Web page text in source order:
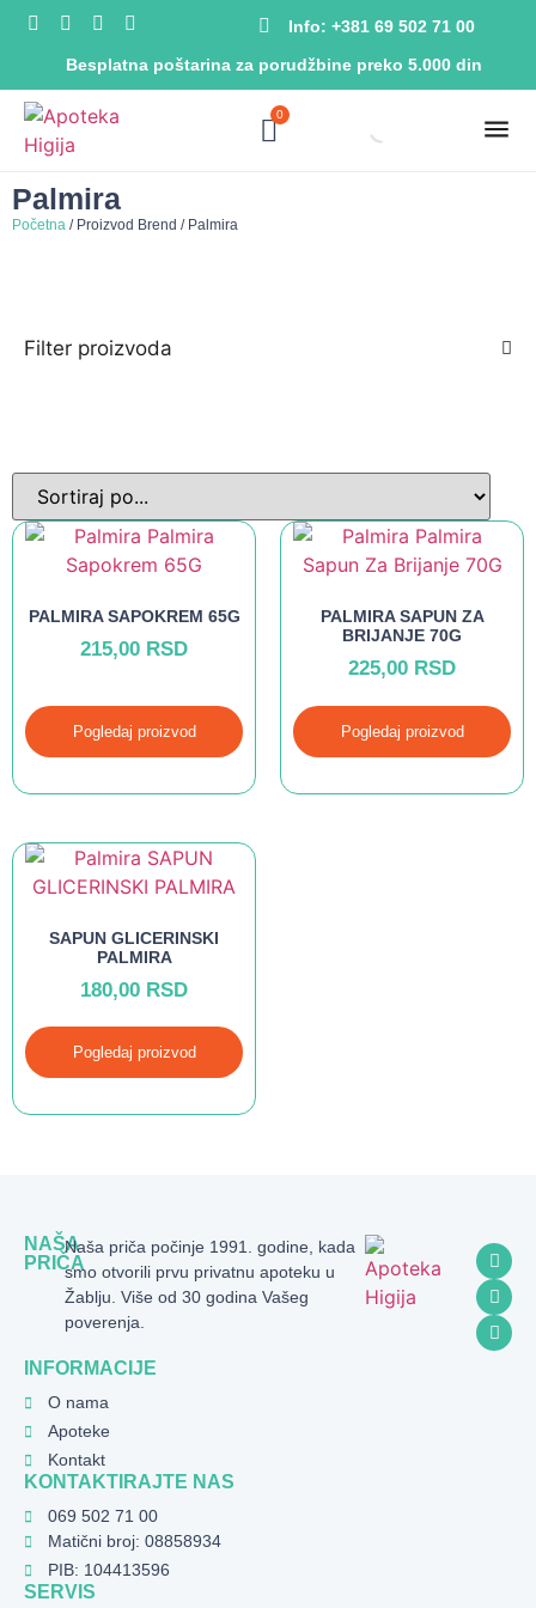
Besplatna poštarina za porudžbine preko 5.000 din
Info: +381 69 502 71 00
0
Palmira
Početna / Proizvod Brend / Palmira
Filter proizvoda
PALMIRA SAPOKREM 65G
215,00 RSD
Pogledaj proizvod
PALMIRA SAPUN ZA
BRIJANJE 70G
225,00 RSD
Pogledaj proizvod
SAPUN GLICERINSKI
PALMIRA
180,00 RSD
Pogledaj proizvod
NAŠA
PRIČA
Naša priča počinje 1991. godine, kada
smo otvorili prvu privatnu apoteku u
Žablju. Više od 30 godina Vašeg
poverenja.
INFORMACIJE
O nama
Apoteke
Kontakt
KONTAKTIRAJTE NAS
069 502 71 00
Matični broj: 08858934
PIB: 104413596
SERVIS